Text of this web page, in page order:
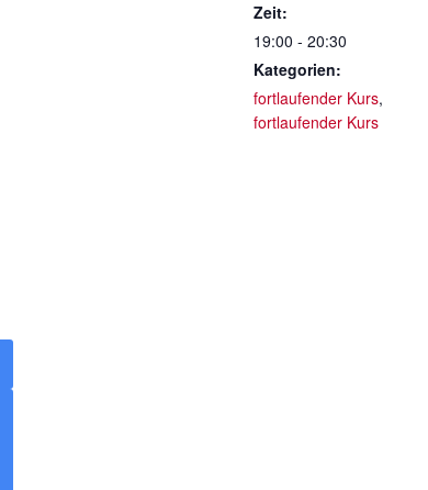
Zeit:
19:00 - 20:30
Kategorien:
fortlaufender Kurs,
fortlaufender Kurs